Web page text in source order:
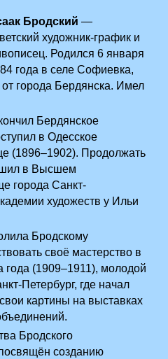
Бродский —
художник-график и
Родился 6 января
года в селе Софиевка,
города Бердянска. Имел
Бердянское
в Одесское
(1896–1902). Продолжать
в Высшем
города Санкт-
художеств у Ильи
Бродскому
своё мастерство в
(1909–1911), молодой
Петербург, где начал
картины на выставках
Бродского
созданию